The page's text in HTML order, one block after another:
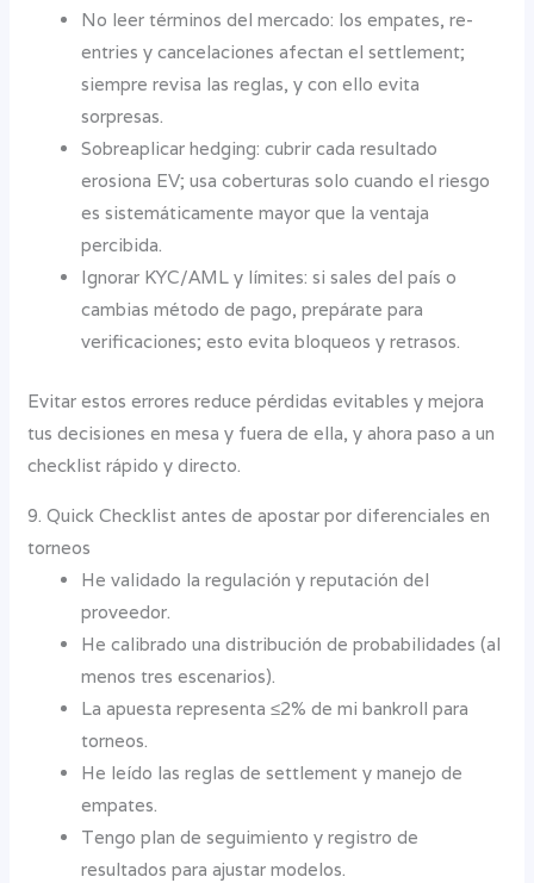
No leer términos del mercado: los empates, re-
entries y cancelaciones afectan el settlement;
siempre revisa las reglas, y con ello evita
sorpresas.
Sobreaplicar hedging: cubrir cada resultado
erosiona EV; usa coberturas solo cuando el riesgo
es sistemáticamente mayor que la ventaja
percibida.
Ignorar KYC/AML y límites: si sales del país o
cambias método de pago, prepárate para
verificaciones; esto evita bloqueos y retrasos.
Evitar estos errores reduce pérdidas evitables y mejora
tus decisiones en mesa y fuera de ella, y ahora paso a un
checklist rápido y directo.
9. Quick Checklist antes de apostar por diferenciales en
torneos
He validado la regulación y reputación del
proveedor.
He calibrado una distribución de probabilidades (al
menos tres escenarios).
La apuesta representa ≤2% de mi bankroll para
torneos.
He leído las reglas de settlement y manejo de
empates.
Tengo plan de seguimiento y registro de
resultados para ajustar modelos.